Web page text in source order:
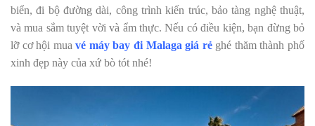
biển, đi bộ đường dài, công trình kiến ​​trúc, bảo tàng nghệ thuật,
và mua sắm tuyệt vời và ẩm thực. Nếu có điều kiện, bạn đừng bỏ
lỡ cơ hội muavé máy bay đi Malaga giá rẻghé thăm thành phố
xinh đẹp này của xứ bò tót nhé!